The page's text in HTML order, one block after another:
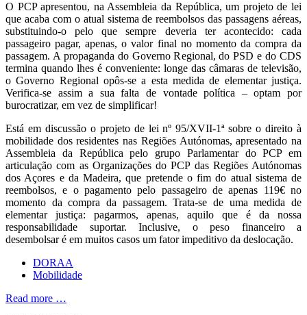
O PCP apresentou, na Assembleia da República, um projeto de lei
que acaba com o atual sistema de reembolsos das passagens aéreas,
substituindo-o pelo que sempre deveria ter acontecido: cada
passageiro pagar, apenas, o valor final no momento da compra da
passagem. A propaganda do Governo Regional, do PSD e do CDS
termina quando lhes é conveniente: longe das câmaras de televisão,
o Governo Regional opôs-se a esta medida de elementar justiça.
Verifica-se assim a sua falta de vontade política – optam por
burocratizar, em vez de simplificar!
Está em discussão o projeto de lei nº 95/XVII-1ª sobre o direito à
mobilidade dos residentes nas Regiões Autónomas, apresentado na
Assembleia da República pelo grupo Parlamentar do PCP em
articulação com as Organizações do PCP das Regiões Autónomas
dos Açores e da Madeira, que pretende o fim do atual sistema de
reembolsos, e o pagamento pelo passageiro de apenas 119€ no
momento da compra da passagem. Trata-se de uma medida de
elementar justiça: pagarmos, apenas, aquilo que é da nossa
responsabilidade suportar. Inclusive, o peso financeiro a
desembolsar é em muitos casos um fator impeditivo da deslocação.
DORAA
Mobilidade
Read more …